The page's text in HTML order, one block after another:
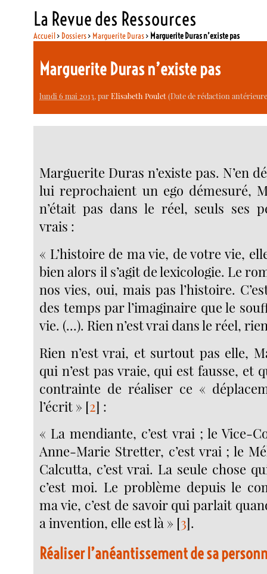
La Revue des Ressources
Accueil> Dossiers> Marguerite Duras> Marguerite Duras n’existe pas
Marguerite Duras n’existe pas
lundi 6 mai 2013, parElisabeth Poulet(Date de rédaction
Marguerite Duras n’existe pas. N’en
lui reprochaient un ego démesuré,
n’était pas dans le réel, seuls ses
vrais :
« L’histoire de ma vie, de votre vie,
bien alors il s’agit de lexicologie. Le
nos vies, oui, mais pas l’histoire.
des temps par l’imaginaire que le
vie. (...). Rien n’est vrai dans le réel,
Rien n’est vrai, et surtout pas elle,
qui n’est pas vraie, qui est fausse, et
contrainte de réaliser ce «
l’écrit » [2] :
« La mendiante, c’est vrai ; le Vice-
Anne-Marie Stretter, c’est vrai ; le
Calcutta, c’est vrai. La seule chose
c’est moi. Le problème depuis le
ma vie, c’est de savoir qui parlait
a invention, elle est là » [3].
Réaliser l’anéantissement de sa